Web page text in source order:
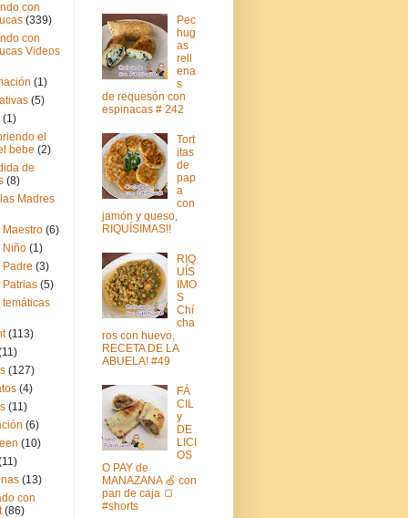
con
(339)
con
Videos
(1)
(5)
(1)
el
bebe (2)
de
(8)
Madres
(6)
Niño (1)
(3)
Patrias (5)
temáticas
(113)
(127)
(4)
(11)
(6)
(10)
(13)
con
(86)
Pec
hug
as
rell
ena
s
de requesón con
espinacas # 242
Tort
itas
de
pap
a
con
jamón y queso,
RIQUÍSIMAS!!
RIQ
UÍS
IMO
S
Chí
cha
ros con huevo,
RECETA DE LA
ABUELA! #49
FÁ
CIL
y
DE
LICI
OS
O PAY de
MANAZANA 🍏 con
pan de caja 🍞
#shorts